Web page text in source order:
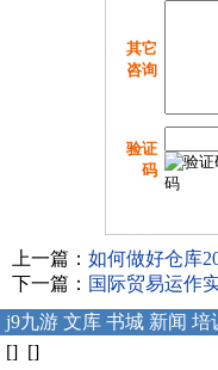
其它
咨询
验证
码
上一篇： 如何做好仓库
下一篇： 国际贸易运作
j9九游 文库 书城 新闻 培
[] []